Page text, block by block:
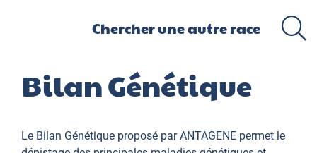
Bilan Génétique
Le Bilan Génétique proposé par ANTAGENE permet le